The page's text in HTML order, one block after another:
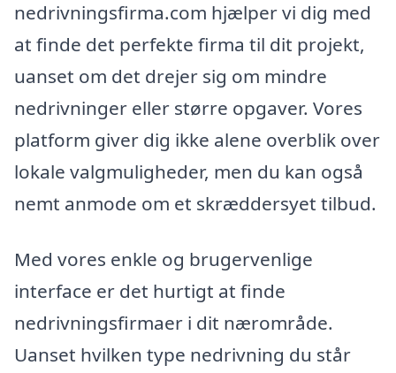
nedrivningsfirma.com hjælper vi dig med
at finde det perfekte firma til dit projekt,
uanset om det drejer sig om mindre
nedrivninger eller større opgaver. Vores
platform giver dig ikke alene overblik over
lokale valgmuligheder, men du kan også
nemt anmode om et skræddersyet tilbud.
Med vores enkle og brugervenlige
interface er det hurtigt at finde
nedrivningsfirmaer i dit nærområde.
Uanset hvilken type nedrivning du står